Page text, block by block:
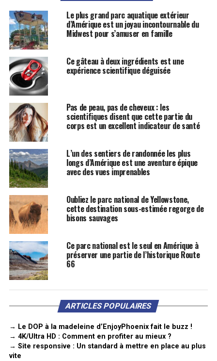
Le plus grand parc aquatique extérieur
d’Amérique est un joyau incontournable du
Midwest pour s’amuser en famille
Ce gâteau à deux ingrédients est une
expérience scientifique déguisée
Pas de peau, pas de cheveux : les
scientifiques disent que cette partie du
corps est un excellent indicateur de santé
L’un des sentiers de randonnée les plus
longs d’Amérique est une aventure épique
avec des vues imprenables
Oubliez le parc national de Yellowstone,
cette destination sous-estimée regorge de
bisons sauvages
Ce parc national est le seul en Amérique à
préserver une partie de l’historique Route
66
ARTICLES POPULAIRES
→ Le DOP à la madeleine d’EnjoyPhoenix fait le buzz !
→ 4K/Ultra HD : Comment en profiter au mieux ?
→ Site responsive : Un standard à mettre en place au plus
vite